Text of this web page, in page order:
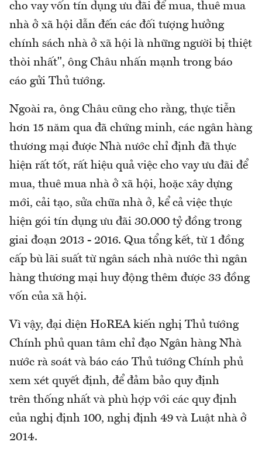
cho vay vốn tín dụng ưu đãi để mua, thuê mua
nhà ở xã hội dẫn đến các đối tượng hưởng
chính sách nhà ở xã hội là những người bị thiệt
thòi nhất", ông Châu nhấn mạnh trong báo
cáo gửi Thủ tướng.
Ngoài ra, ông Châu cũng cho rằng, thực tiễn
hơn 15 năm qua đã chứng minh, các ngân hàng
thương mại được Nhà nước chỉ định đã thực
hiện rất tốt, rất hiệu quả việc cho vay ưu đãi để
mua, thuê mua nhà ở xã hội, hoặc xây dựng
mới, cải tạo, sửa chữa nhà ở, kể cả việc thực
hiện gói tín dụng ưu đãi 30.000 tỷ đồng trong
giai đoạn 2013 - 2016. Qua tổng kết, từ 1 đồng
cấp bù lãi suất từ ngân sách nhà nước thì ngân
hàng thương mại huy động thêm được 33 đồng
vốn của xã hội.
Vì vậy, đại diện HoREA kiến nghị Thủ tướng
Chính phủ quan tâm chỉ đạo Ngân hàng Nhà
nước rà soát và báo cáo Thủ tướng Chính phủ
xem xét quyết định, để đảm bảo quy định
trên thống nhất và phù hợp với các quy định
của nghị định 100, nghị định 49 và Luật nhà ở
2014.